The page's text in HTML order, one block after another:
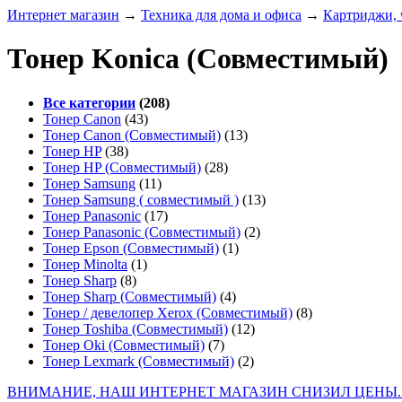
Интернет магазин → Техника для дома и офиса → Картриджи,
Тонер Konica (Совместимый)
Все категории (208)
Тонер Canon (43)
Тонер Canon (Совместимый) (13)
Тонер HP(38)
Тонер HP (Совместимый) (28)
Тонер Samsung (11)
Тонер Samsung ( совместимый ) (13)
Тонер Panasonic (17)
Тонер Panasonic (Совместимый) (2)
Тонер Epson (Совместимый) (1)
Тонер Minolta (1)
Тонер Sharp (8)
Тонер Sharp (Совместимый) (4)
Тонер / девелопер Xerox (Совместимый) (8)
Тонер Toshiba (Совместимый) (12)
Тонер Oki (Совместимый) (7)
Тонер Lexmark (Совместимый) (2)
ВНИМАНИЕ, НАШ ИНТЕРНЕТ МАГАЗИН СНИЗИЛ